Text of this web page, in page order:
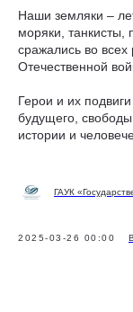
Наши земляки –
моряки, танкисты,
сражались во
Отечественной
Герои и их
будущего,
истории и
ГАУК
2025-03-26 00:00